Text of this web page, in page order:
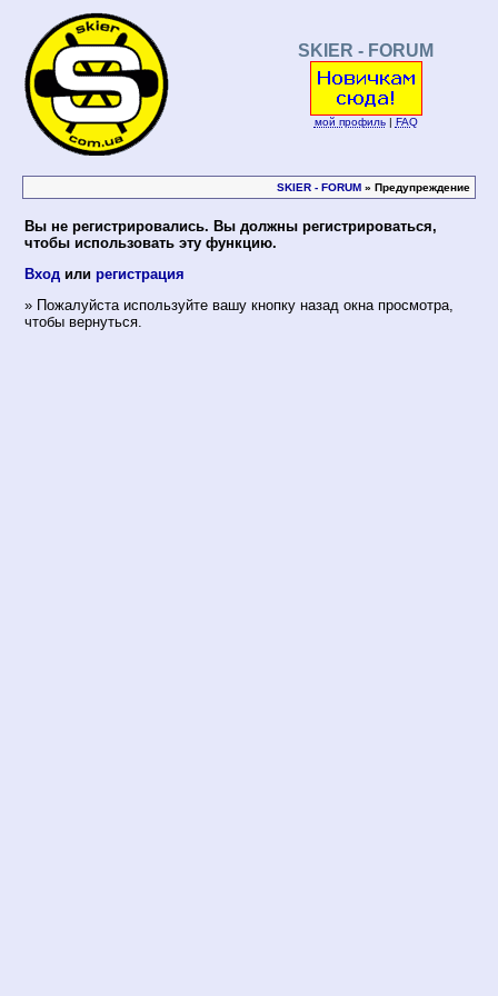
SKIER - FORUM
мой профиль| FAQ
SKIER - FORUM » Предупреждение
Вы не регистрировались. Вы должны регистрироваться,
чтобы использовать эту функцию.
Вход или регистрация
» Пожалуйста используйте вашу кнопку назад окна просмотра,
чтобы вернуться.